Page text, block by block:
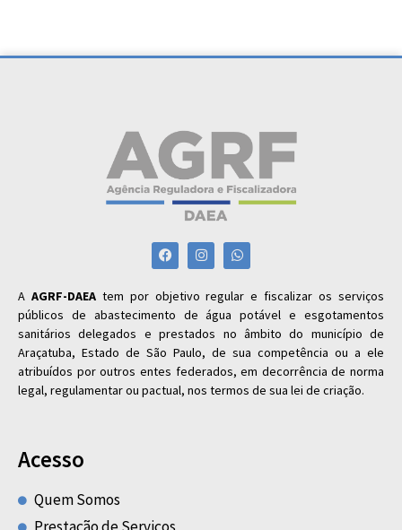
A AGRF-DAEAtem por objetivo regular e fiscalizar os serviços
públicos de abastecimento de água potável e esgotamentos
sanitários delegados e prestados no âmbito do município de
Araçatuba, Estado de São Paulo, de sua competência ou a ele
atribuídos por outros entes federados, em decorrência de norma
legal, regulamentar ou pactual, nos termos de sua lei de criação.
Acesso
Quem Somos